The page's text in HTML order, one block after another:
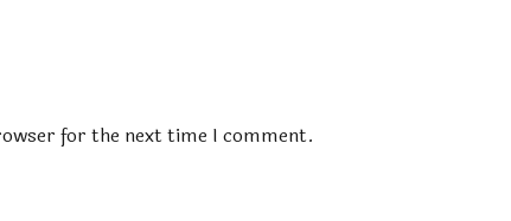
for the next time I comment.